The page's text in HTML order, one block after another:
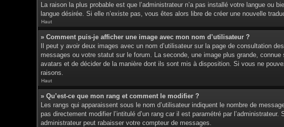
La raison la plus probable est que l’administrateur n’a pas installé votre langue ou
langue désirée. Si elle n’existe pas, vous êtes alors libre de créer une nouvelle
Haut
» Comment puis-je afficher une image avec mon nom d’utilisateur ?
Il peut y avoir deux images avec un nom d’utilisateur sur la page de consultation
messages ou votre statut sur le forum. La seconde, une image plus grande,
avatars et de décider de la manière dont ils sont mis à disposition. Si vous ne
raisons.
Haut
» Qu’est-ce que mon rang et comment le modifier ?
Les rangs qui apparaissent sous le nom d’utilisateur indiquent le nombre de
pas directement modifier l’intitulé d’un rang car il est paramétré par
administrateur peut rabaisser votre compteur de messages.